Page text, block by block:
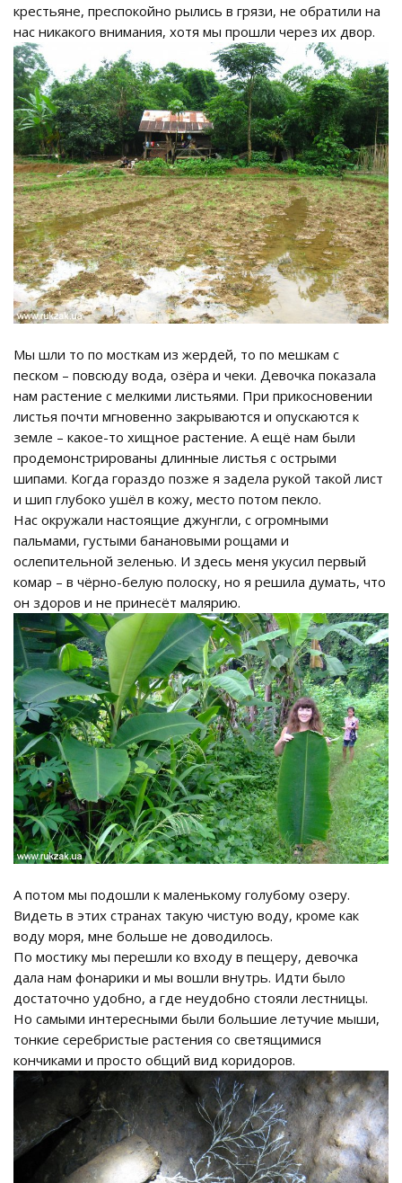
крестьяне, преспокойно рылись в грязи, не обратили на
нас никакого внимания, хотя мы прошли через их двор.
Мы шли то по мосткам из жердей, то по мешкам с
песком – повсюду вода, озёра и чеки. Девочка показала
нам растение с мелкими листьями. При прикосновении
листья почти мгновенно закрываются и опускаются к
земле – какое-то хищное растение. А ещё нам были
продемонстрированы длинные листья с острыми
шипами. Когда гораздо позже я задела рукой такой лист
и шип глубоко ушёл в кожу, место потом пекло.
Нас окружали настоящие джунгли, с огромными
пальмами, густыми банановыми рощами и
ослепительной зеленью. И здесь меня укусил первый
комар – в чёрно-белую полоску, но я решила думать, что
он здоров и не принесёт малярию.
А потом мы подошли к маленькому голубому озеру.
Видеть в этих странах такую чистую воду, кроме как
воду моря, мне больше не доводилось.
По мостику мы перешли ко входу в пещеру, девочка
дала нам фонарики и мы вошли внутрь. Идти было
достаточно удобно, а где неудобно стояли лестницы.
Но самыми интересными были большие летучие мыши,
тонкие серебристые растения со светящимися
кончиками и просто общий вид коридоров.